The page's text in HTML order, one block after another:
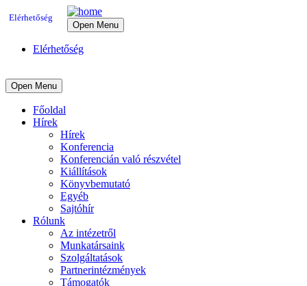
Elérhetőség
Open Menu
Elérhetőség
Open Menu
Főoldal
Hírek
Hírek
Konferencia
Konferencián való részvétel
Kiállítások
Könyvbemutató
Egyéb
Sajtóhír
Rólunk
Az intézetről
Munkatársaink
Szolgáltatások
Partnerintézmények
Támogatók